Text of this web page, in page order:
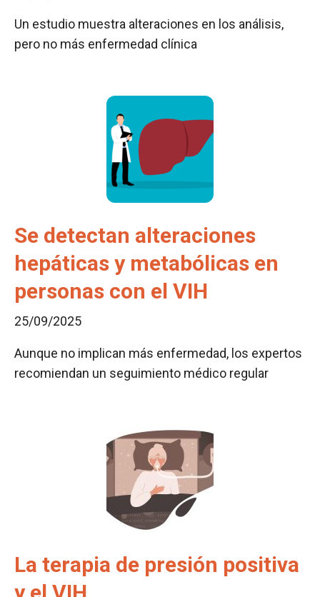
Un estudio muestra alteraciones en los análisis,
pero no más enfermedad clínica
Se detectan alteraciones
hepáticas y metabólicas en
personas con el VIH
25/09/2025
Aunque no implican más enfermedad, los expertos
recomiendan un seguimiento médico regular
La terapia de presión positiva